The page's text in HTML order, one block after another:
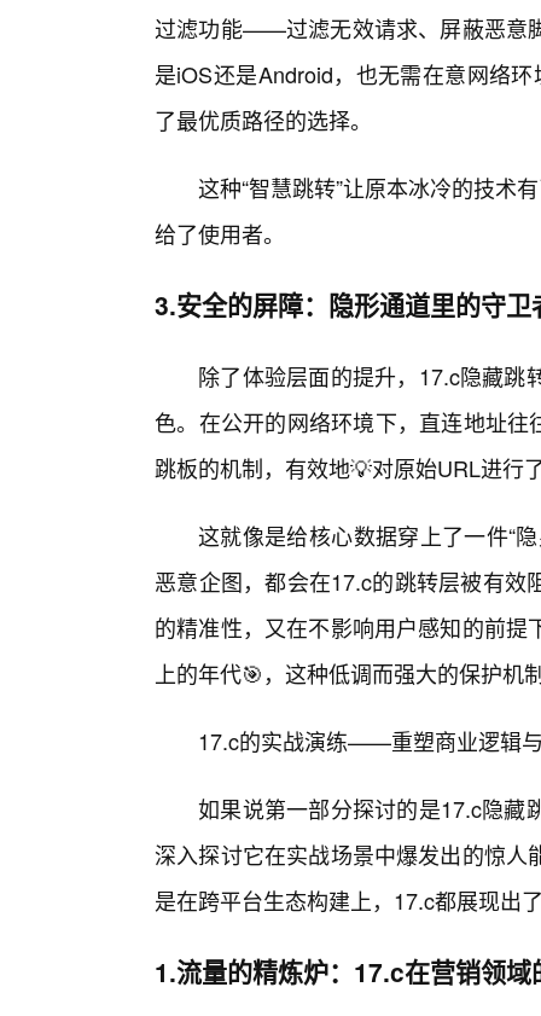
过滤功能——过滤无效请求、屏蔽恶意
是iOS还是Android，也无需在意网络
了最优质路径的选择。
这种“智慧跳转”让原本冰冷的技术
给了使用者。
3.安全的屏障：隐形通道里的守卫
除了体验层面的提升，17.c隐藏跳
色。在公开的网络环境下，直连地址
跳板的机制，有效地💡对原始URL进行
这就像是给核心数据穿上了一件“
恶意企图，都会在17.c的跳转层被有
的精准性，又在不影响用户感知的前
上的年代🎯，这种低调而强大的保护机
17.c的实战演练——重塑商业逻辑
如果说第一部分探讨的是17.c隐藏
深入探讨它在实战场景中爆发出的惊
是在跨平台生态构建上，17.c都展现出
1.流量的精炼炉：17.c在营销领域